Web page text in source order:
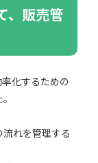
、販売管
化するための
れを管理する